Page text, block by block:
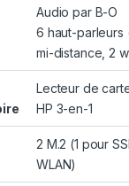
Audio par B-O
6 haut-parleurs
mi-distance, 2
Lecteur de
HP 3-en-1
2 M.2 (1 pour
WLAN)